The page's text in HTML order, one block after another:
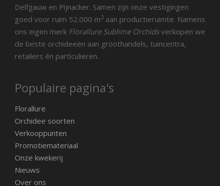
Delfgauw en Pijnacker. Samen zijn onze vestigingen
goed voor ruim 52.000 m2 aan productieruimte. Namens
ons eigen merk Florallure Sublime Orchidsverkopen we
de beste orchideeën aan groothandels, tuincentra,
retailers én particulieren.
Populaire pagina's
Florallure
Orchidee soorten
Verkooppunten
Promotiemateriaal
Onze kwekerij
Nieuws
Over ons